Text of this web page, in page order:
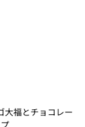
大福とチョコレー